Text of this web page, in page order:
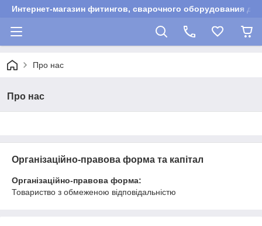
Интернет-магазин фитингов, сварочного оборудования
Про нас
Про нас
Організаційно-правова форма та капітал
Організаційно-правова форма:
Товариство з обмеженою відповідальністю